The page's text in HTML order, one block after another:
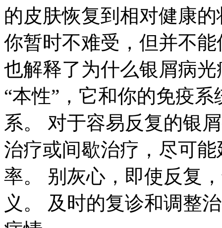
的皮肤恢复到相对健康
你暂时不难受，但并不
也解释了为什么银屑病
“本性”，它和你的免疫
系。 对于容易反复的银
治疗或间歇治疗，尽可
率。 别灰心，即使反复
义。 及时的复诊和调整